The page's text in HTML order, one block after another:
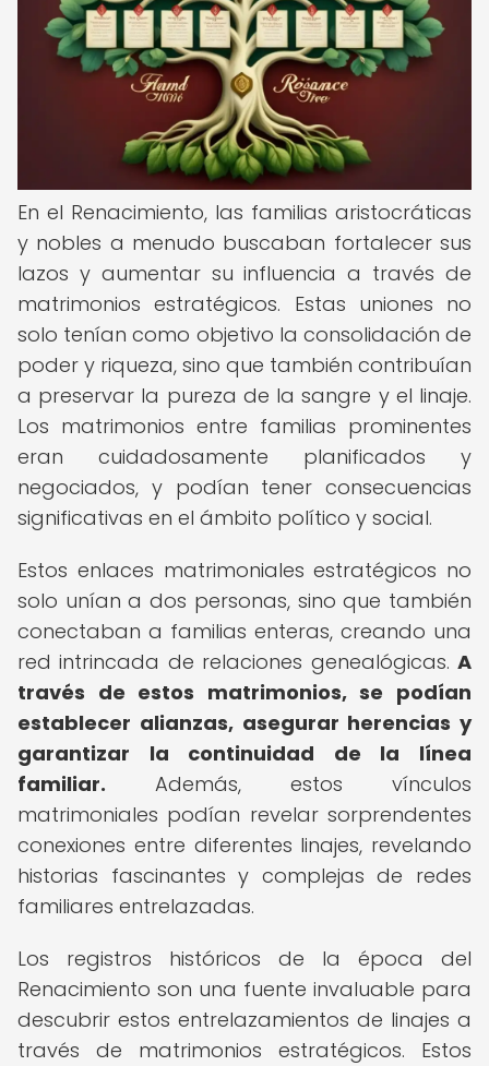
En el Renacimiento, las familias aristocráticas
y nobles a menudo buscaban fortalecer sus
lazos y aumentar su influencia a través de
matrimonios estratégicos. Estas uniones no
solo tenían como objetivo la consolidación de
poder y riqueza, sino que también contribuían
a preservar la pureza de la sangre y el linaje.
Los matrimonios entre familias prominentes
eran cuidadosamente planificados y
negociados, y podían tener consecuencias
significativas en el ámbito político y social.
Estos enlaces matrimoniales estratégicos no
solo unían a dos personas, sino que también
conectaban a familias enteras, creando una
red intrincada de relaciones genealógicas. A
través de estos matrimonios, se podían
establecer alianzas, asegurar herencias y
garantizar la continuidad de la línea
familiar. Además, estos vínculos
matrimoniales podían revelar sorprendentes
conexiones entre diferentes linajes, revelando
historias fascinantes y complejas de redes
familiares entrelazadas.
Los registros históricos de la época del
Renacimiento son una fuente invaluable para
descubrir estos entrelazamientos de linajes a
través de matrimonios estratégicos. Estos